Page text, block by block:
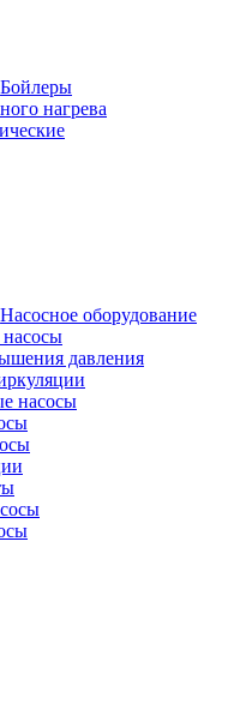
Бойлеры
нагрева
Насосное оборудование
давления
насосы